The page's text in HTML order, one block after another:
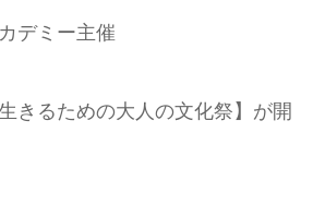
デミー主催
きるための大人の文化祭】が開